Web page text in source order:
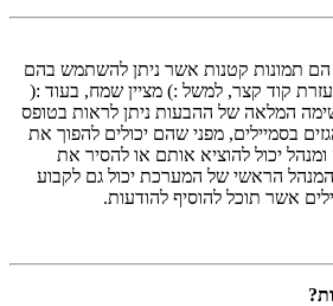
הם תמונות קטנות אשר ניתן להשתמש בהם
קוד קצר, למשל :) מציין שמח, בעוד :(
המלאה של ההבעות ניתן לראות בטופס
בסמיילים, מפני שהם יכולים להפוך את
יכול להוציא אותם או להסיר את
הראשי של המערכת יכול גם לקבוע
אשר תוכל להוסיף להודעות.